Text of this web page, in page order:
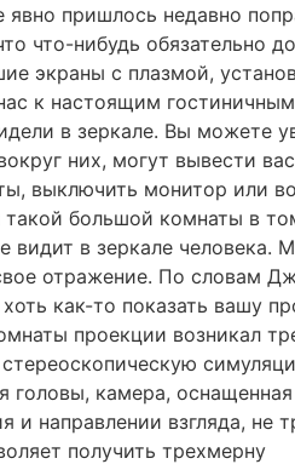
явно пришлось недавно
что-нибудь
экраны с плазмой,
к настоящим
в зеркале. Вы можете
них, могут вывести
выключить монитор или
большой комнаты в
видит в зеркале
отражение. По словам
как-то показать вашу
проекции возникал
головы, камера,
и направлении взгляда,
получить трехмерну